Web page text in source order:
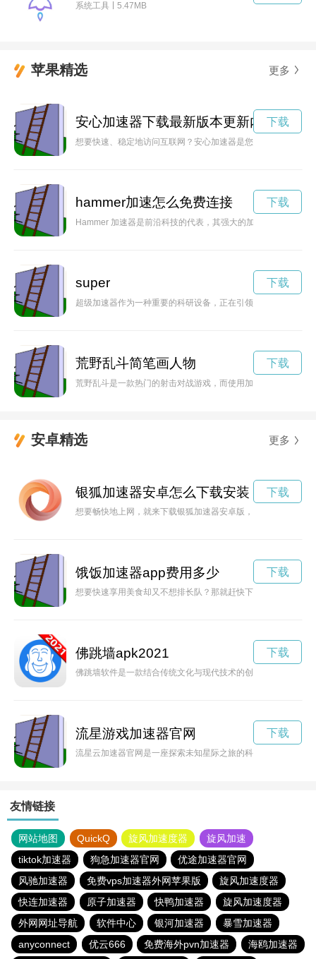
系统工具 5.47MB
苹果精选 更多
安心加速器下载最新版本更新内容
想要快速、稳定地访问互联网？安心加速器是您的不二选择！
下载
hammer加速怎么免费连接
Hammer 加速器是前沿科技的代表，其强大的加速作用能够推
下载
super
超级加速器作为一种重要的科研设备，正在引领着科技创新的
下载
荒野乱斗简笔画人物
荒野乱斗是一款热门的射击对战游戏，而使用加速器可以提高
下载
安卓精选 更多
银狐加速器安卓怎么下载安装
想要畅快地上网，就来下载银狐加速器安卓版，让你的网络速度
下载
饿饭加速器app费用多少
想要快速享用美食却又不想排长队？那就赶快下载饿饭加速器
下载
佛跳墙apk2021
佛跳墙软件是一款结合传统文化与现代技术的创新应用，其独
下载
流星游戏加速器官网
流星云加速器官网是一座探索未知星际之旅的科技殿堂，为广
下载
友情链接
网站地图 QuickQ 旋风加速度器
旋风加速
tiktok加速器
狗急加速器官网
优途加速器官网
风驰加速器
免费vps加速器外网苹果版
旋风加速度器
快连加速器
原子加速器 快鸭加速器
旋风加速度器
外网网址导航
软件中心 银河加速器
暴雪加速器
anyconnect
优云666 免费海外pvn加速器 海鸥加速器